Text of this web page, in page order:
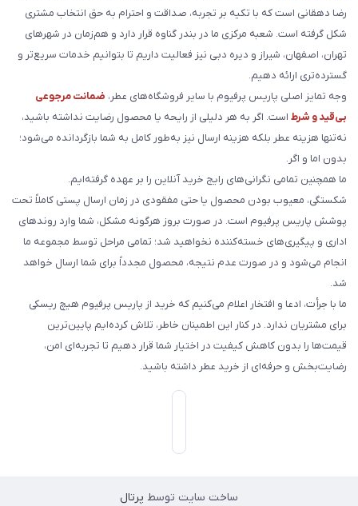
رضا دهقانی است که با تکیه بر تجربه، صداقت و احترام به حق انتخاب مشتری
شکل گرفته است. شعبه مرکزی ما در بندر گناوه قرار دارد و هم‌زمان در شهرهای
تهران، اصفهان، شیراز و دیره دبی نیز فعالیت داریم تا بتوانیم خدمات سریع‌تر و
گسترده‌تری ارائه دهیم.
وجه تمایز اصلی پاریس پرفیوم با سایر فروشگاه‌های عطر، ضمانت مرجوعی
بی‌قید و شرط است. اگر به هر دلیلی از رایحه یا محصول رضایت نداشته باشید،
نه‌تنها هزینه عطر بلکه هزینه ارسال نیز به‌طور کامل به شما بازگردانده می‌شود؛
بدون اما و اگر.
ما همچنین تمامی نگرانی‌های رایج خرید آنلاین را بر عهده گرفته‌ایم.
شکستگی، معیوب بودن محصول یا حتی مفقودی در زمان ارسال پستی کاملاً تحت
پوشش پاریس پرفیوم است. در صورت بروز هرگونه مشکل، شما وارد روندهای
اداری و پیگیری‌های خسته‌کننده نخواهید شد؛ تمامی مراحل توسط مجموعه ما
انجام می‌شود و در صورت عدم نتیجه، محصول مجدداً برای شما ارسال خواهد
شد.
ما با جرأت، ادعا و افتخار اعلام می‌کنیم که خرید از پاریس پرفیوم هیچ ریسکی
برای مشتریان ندارد. در کنار این اطمینان خاطر، تلاش کرده‌ایم پایین‌ترین
قیمت‌ها را بدون کاهش کیفیت در اختیار شما قرار دهیم تا تجربه‌ای امن،
رضایت‌بخش و حرفه‌ای از خرید عطر داشته باشید.
ساخت سایت توسط پرتال